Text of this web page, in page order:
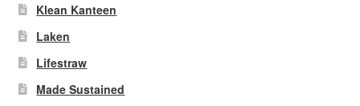
Klean Kanteen
Laken
Lifestraw
Made Sustained